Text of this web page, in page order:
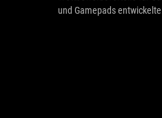
und Gamepads